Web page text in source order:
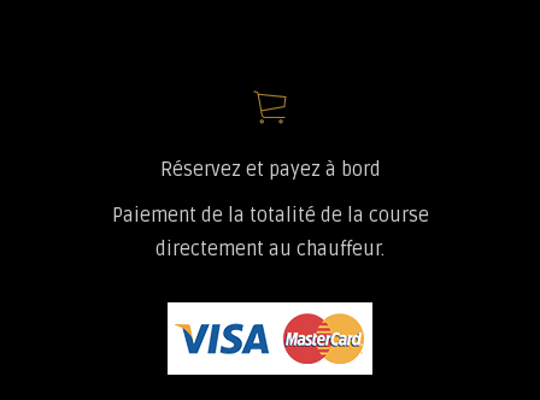
Réservez et payez à bord
Paiement de la totalité de la course
directement au chauffeur.